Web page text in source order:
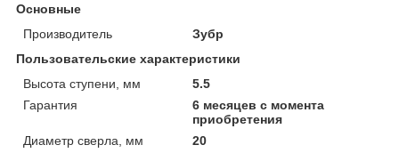
Основные
Производитель
Зубр
Пользовательские характеристики
Высота ступени, мм
5.5
Гарантия
6 месяцев с момента
приобретения
Диаметр сверла, мм
20